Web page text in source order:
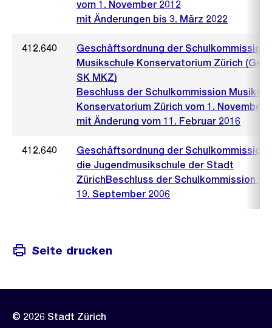
vom 1. November 2012
mit Änderungen bis 3. März 2022
412.640
Geschäftsordnung der Schulkommission
Musikschule Konservatorium Zürich
SK MKZ)
Beschluss der Schulkommission
Konservatorium Zürich vom 1. November
mit Änderung vom 11. Februar 2016
412.640
Geschäftsordnung der Schulkommission
die Jugendmusikschule der Stadt
ZürichBeschluss der Schulkommission
19. September 2006
Seite drucken
© 2026 Stadt Zürich